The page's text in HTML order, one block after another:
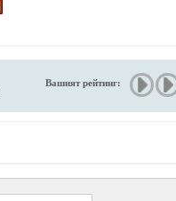
Вашият рейтинг: